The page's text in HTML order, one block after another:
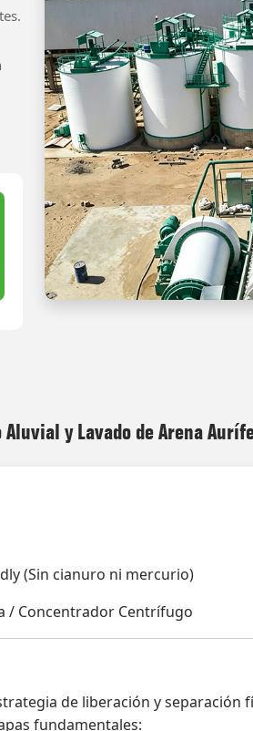
y Lavado de Arena
(Sin cianuro ni mercurio)
/ Concentrador Centrífugo
de liberación y separación
fundamentales: